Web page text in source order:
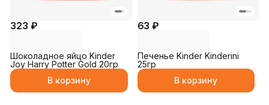
323 ₽
Шоколадное яйцо Kinder
Joy Harry Potter Gold 20гр
В корзину
63 ₽
Печенье Kinder Kinderini
25гр
В корзину